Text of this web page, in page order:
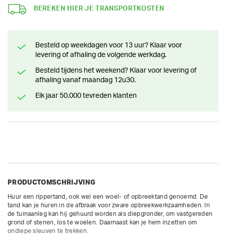
BEREKEN HIER JE TRANSPORTKOSTEN
Besteld op weekdagen voor 13 uur? Klaar voor
levering of afhaling de volgende werkdag.
Besteld tijdens het weekend? Klaar voor levering of
afhaling vanaf maandag 12u30.
Elk jaar 50.000 tevreden klanten
PRODUCTOMSCHRIJVING
Huur een rippertand, ook wel een woel- of opbreektand genoemd. De
tand kan je huren in de afbraak voor zware opbreekwerkzaamheden. In
de tuinaanleg kan hij gehuurd worden als diepgronder, om vastgereden
grond of stenen, los te woelen. Daarnaast kan je hem inzetten om
ondiepe sleuven te trekken.